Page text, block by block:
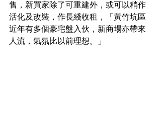
售，新買家除了可重建外，或可以稍作
活化及改裝，作長綫收租，「黃竹坑區
近年有多個豪宅盤入伙，新商場亦帶來
人流，氣氛比以前理想。」